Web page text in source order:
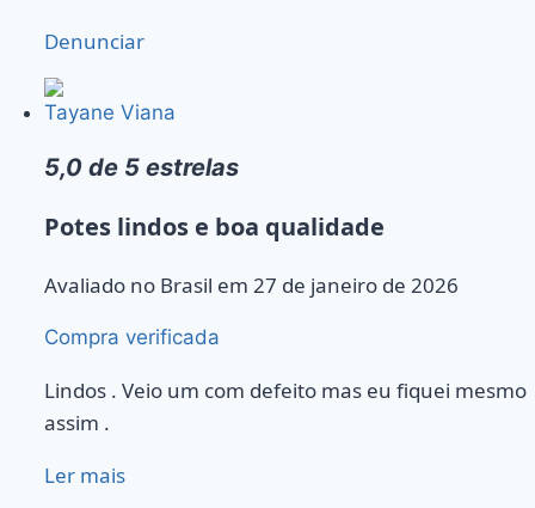
Denunciar
Tayane Viana
5,0 de 5 estrelas
Potes lindos e boa qualidade
Avaliado no Brasil em 27 de janeiro de 2026
Compra verificada
Lindos . Veio um com defeito mas eu fiquei mesmo
assim .
Ler mais